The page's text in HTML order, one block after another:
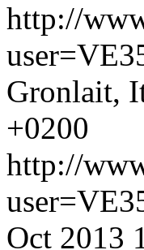
http://
Gronlait,
+0200
http://
Oct 2013